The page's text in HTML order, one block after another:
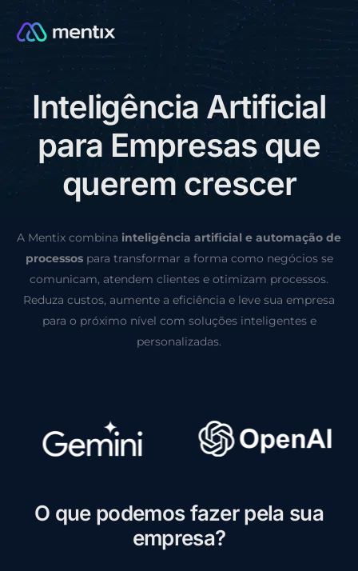
Inteligência Artificial
para Empresas que
querem crescer
A Mentix combina inteligência artificial e automação de
processospara transformar a forma como negócios se
comunicam, atendem clientes e otimizam processos.
Reduza custos, aumente a eficiência e leve sua empresa
para o próximo nível com soluções inteligentes e
personalizadas.
O que podemos fazer pela sua
empresa?
CONSULTORIA GRÁTIS